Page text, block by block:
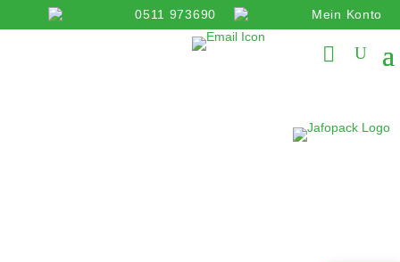
Mein Konto
0511 973690
info@jafopack.de